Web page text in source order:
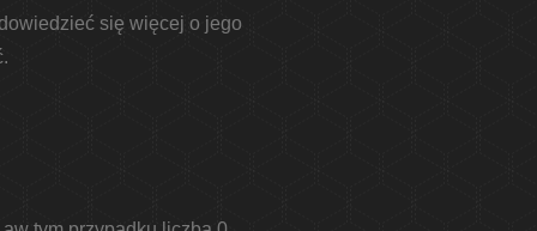
się więcej o jego